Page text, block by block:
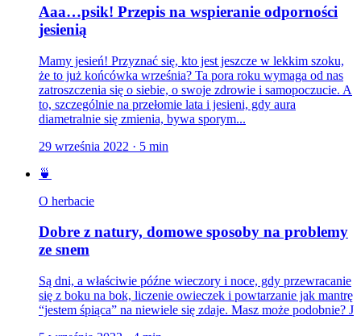
Aaa…psik! Przepis na wspieranie odporności
jesienią
Mamy jesień! Przyznać się, kto jest jeszcze w lekkim szoku,
że to już końcówka września? Ta pora roku wymaga od nas
zatroszczenia się o siebie, o swoje zdrowie i samopoczucie. A
to, szczególnie na przełomie lata i jesieni, gdy aura
diametralnie się zmienia, bywa sporym...
29 września 2022 · 5 min
🍵
O herbacie
Dobre z natury, domowe sposoby na problemy
ze snem
Są dni, a właściwie późne wieczory i noce, gdy przewracanie
się z boku na bok, liczenie owieczek i powtarzanie jak mantrę
“jestem śpiąca” na niewiele się zdaje. Masz może podobnie? J